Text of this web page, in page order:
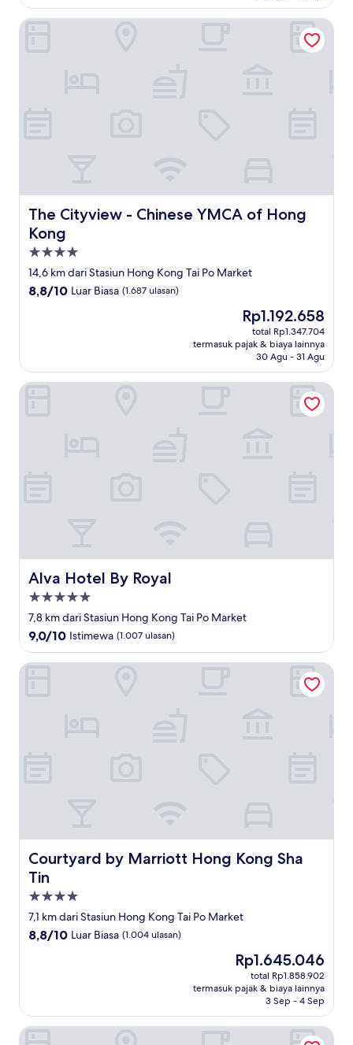
ulasan)
The Cityview - Chinese YMCA of Hong
Kong
The Cityview - Chinese YMCA of Hong Kong
Properti
bintang
4.0
14,6 km dari Stasiun Hong Kong Tai Po Market
8.8
ulasan)
8,8/10 Luar Biasa (1.687 ulasan)
Harga
sekarang
Rp1.192.658
Rp1.192.658
total Rp1.347.704
termasuk pajak & biaya lainnya
30 Agu - 31 Agu
The Cityview - Chinese YMCA of Hong Kong
Alva Hotel By Royal
Alva Hotel By Royal
Properti
bintang
5.0
7,8 km dari Stasiun Hong Kong Tai Po Market
9.0
dari
10,
9,0/10 Istimewa (1.007 ulasan)
Alva Hotel By Royal
Courtyard by Marriott Hong Kong Sha
Tin
Courtyard by Marriott Hong Kong Sha Tin
Properti
bintang
4.0
7,1 km dari Stasiun Hong Kong Tai Po Market
8.8
ulasan)
8,8/10 Luar Biasa (1.004 ulasan)
Harga
sekarang
Rp1.645.046
Rp1.645.046
total Rp1.858.902
termasuk pajak & biaya lainnya
3 Sep - 4 Sep
Courtyard by Marriott Hong Kong Sha Tin
The Mira Hong Kong Hotel